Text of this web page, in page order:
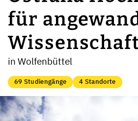
für
in Wolfenbüttel
69 Studiengänge 4 Standorte